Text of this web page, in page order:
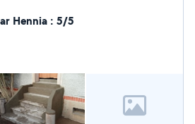
Hennia : 5/5